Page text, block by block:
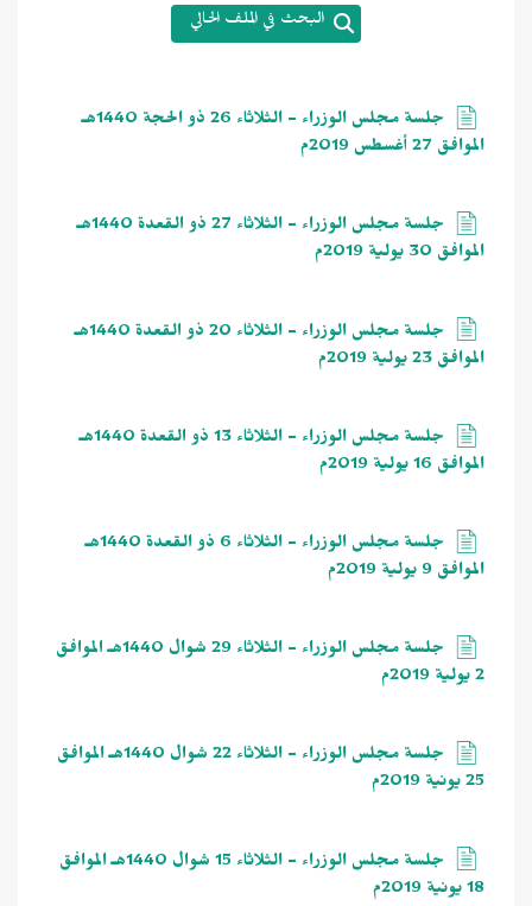
البحث في الملف الحالي
جلسة مجلس الوزراء - الثلاثاء 26 ذو الحجة 1440هـ
الموافق 27 أغسطس 2019م
جلسة مجلس الوزراء - الثلاثاء 27 ذو القعدة 1440هـ
الموافق 30 يولية 2019م
جلسة مجلس الوزراء - الثلاثاء 20 ذو القعدة 1440هـ
الموافق 23 يولية 2019م
جلسة مجلس الوزراء - الثلاثاء 13 ذو القعدة 1440هـ
الموافق 16 يولية 2019م
جلسة مجلس الوزراء - الثلاثاء 6 ذو القعدة 1440هـ
الموافق 9 يولية 2019م
جلسة مجلس الوزراء - الثلاثاء 29 شوال 1440هـ الموافق
2 يولية 2019م
جلسة مجلس الوزراء - الثلاثاء 22 شوال 1440هـ الموافق
25 يونية 2019م
جلسة مجلس الوزراء - الثلاثاء 15 شوال 1440هـ الموافق
18 يونية 2019م